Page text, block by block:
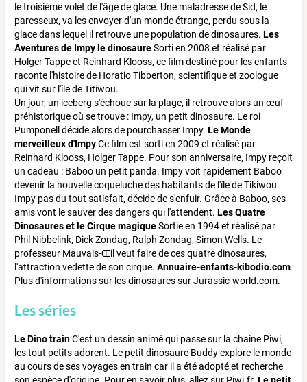
le troisième volet de l'âge de glace. Une maladresse de Sid, le
paresseux, va les envoyer d'un monde étrange, perdu sous la
glace dans lequel il retrouve une population de dinosaures. Les
Aventures de Impy le dinosaureSorti en 2008 et réalisé par
Holger Tappe et Reinhard Klooss, ce film destiné pour les enfants
raconte l'histoire de Horatio Tibberton, scientifique et zoologue
qui vit sur l'île de Titiwou.
Un jour, un iceberg s'échoue sur la plage, il retrouve alors un œuf
préhistorique où se trouve : Impy, un petit dinosaure. Le roi
Pumponell décide alors de pourchasser Impy. Le Monde
merveilleux d'ImpyCe film est sorti en 2009 et réalisé par
Reinhard Klooss, Holger Tappe. Pour son anniversaire, Impy reçoit
un cadeau : Baboo un petit panda. Impy voit rapidement Baboo
devenir la nouvelle coqueluche des habitants de l'île de Tikiwou.
Impy pas du tout satisfait, décide de s'enfuir. Grâce à Baboo, ses
amis vont le sauver des dangers qui l'attendent. Les Quatre
Dinosaures et le Cirque magiqueSortie en 1994 et réalisé par
Phil Nibbelink, Dick Zondag, Ralph Zondag, Simon Wells. Le
professeur Mauvais-Œil veut faire de ces quatre dinosaures,
l'attraction vedette de son cirque. Annuaire-enfants-kibodio.com
Plus d'informations sur les dinosaures sur Jurassic-world.com.
Les séries
Le Dino trainC'est un dessin animé qui passe sur la chaine Piwi,
les tout petits adorent. Le petit dinosaure Buddy explore le monde
au cours de ses voyages en train car il a été adopté et recherche